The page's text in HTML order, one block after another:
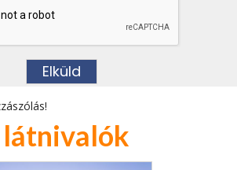
látnivalók